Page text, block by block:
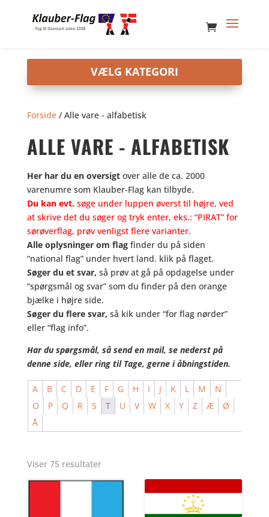
Forside/ Alle vare - alfabetisk
ALLE VARE - ALFABETISK
Her har du en oversigtover alle de ca. 2000
varenumre som Klauber-Flag kan tilbyde.
Du kan evt.søge under luppen øverst til højre, ved
at skrive det du søger og tryk enter, eks.: “PIRAT” for
sørøverflag, prøv venligst flere varianter.
Alle oplysninger om flagfinder du på siden
“national flag” under hvert land. klik på flaget.
Søger du et svar, så prøv at gå på opdagelse under
“spørgsmål og svar” som du finder på den orange
bjælke i højre side.
Søger du flere svar, så kik under “for flag nørder”
eller “flag info”.
Har du spørgsmål, så send en mail, se nederst på
denne side, eller ring til Tage, gerne i åbningstiden.
A B C D E F G H I J K L M
N
O
P Q R S T U V W X Y Z Æ
Ø
Å
Viser 75 resultater